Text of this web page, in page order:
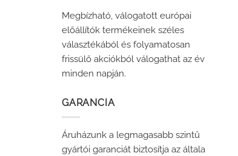
Megbízható, válogatott európai
előállítók termékeinek széles
választékából és folyamatosan
frissülő akciókból válogathat az év
minden napján.
GARANCIA
Áruházunk a legmagasabb szintű
gyártói garanciát biztosítja az általa